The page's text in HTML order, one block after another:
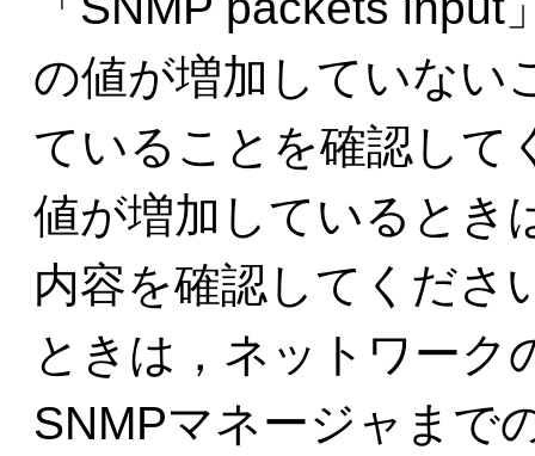
の値が増加していない
ていることを確認して
値が増加しているとき
内容を確認してくださ
ときは，ネットワーク
SNMPマネージャまで